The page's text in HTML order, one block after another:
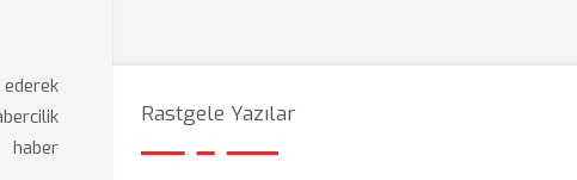
Rastgele Yazılar